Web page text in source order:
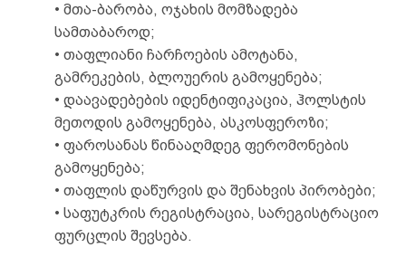
• მთა-ბარობა, ოჯახის მომზადება
სამთაბაროდ;
• თაფლიანი ჩარჩოების ამოტანა,
გამრეკების, ბლოუერის გამოყენება;
• დაავადებების იდენტიფიკაცია, ჰოლსტის
მეთოდის გამოყენება, ასკოსფეროზი;
• ფაროსანას წინააღმდეგ ფერომონების
გამოყენება;
• თაფლის დაწურვის და შენახვის პირობები;
• საფუტკრის რეგისტრაცია, სარეგისტრაციო
ფურცლის შევსება.